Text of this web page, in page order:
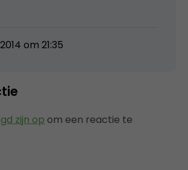
om 21:35
zijn op om een reactie te